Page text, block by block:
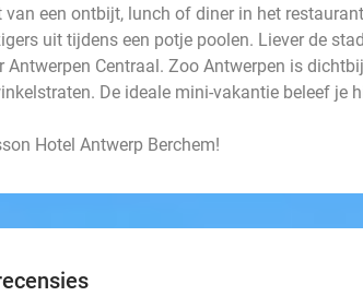
van een ontbijt, lunch of diner in het
uit tijdens een potje poolen. Liever de
Centraal. Zoo Antwerpen is
De ideale mini-vakantie beleef je
Hotel Antwerp Berchem!